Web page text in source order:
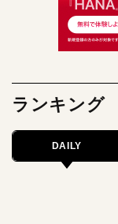
ランキング
DAILY